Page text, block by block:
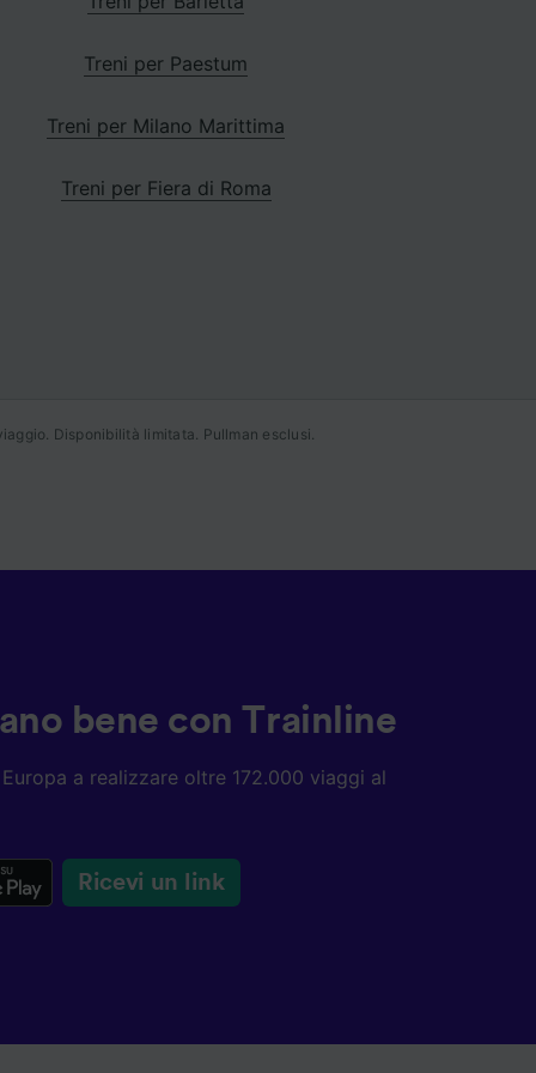
Treni per Paestum
Treni per Milano Marittima
Treni per Fiera di Roma
Disponibilità limitata. Pullman esclusi.
bene con Trainline
a realizzare oltre 172.000 viaggi al
Ricevi un link